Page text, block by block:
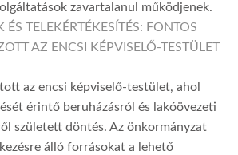
zavartalanul működjenek.
TELEKÉRTÉKESÍTÉS: FONTOS
AZ ENCSI KÉPVISELŐ-TESTÜLET
az encsi képviselő-testület, ahol
érintő beruházásról és lakóövezeti
született döntés. Az önkormányzat
álló forrásokat a lehető